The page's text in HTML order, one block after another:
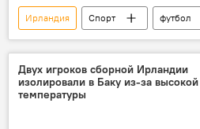
Ирландия Спорт
футбол
Чемпионат мира
тренер
Азербайджан
Двух игроков сборной Ирландии
изолировали в Баку из-за высокой
температуры